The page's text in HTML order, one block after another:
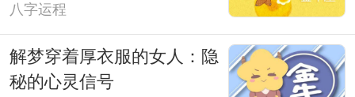
八字运程
解梦穿着厚衣服的女人：隐
秘的心灵信号